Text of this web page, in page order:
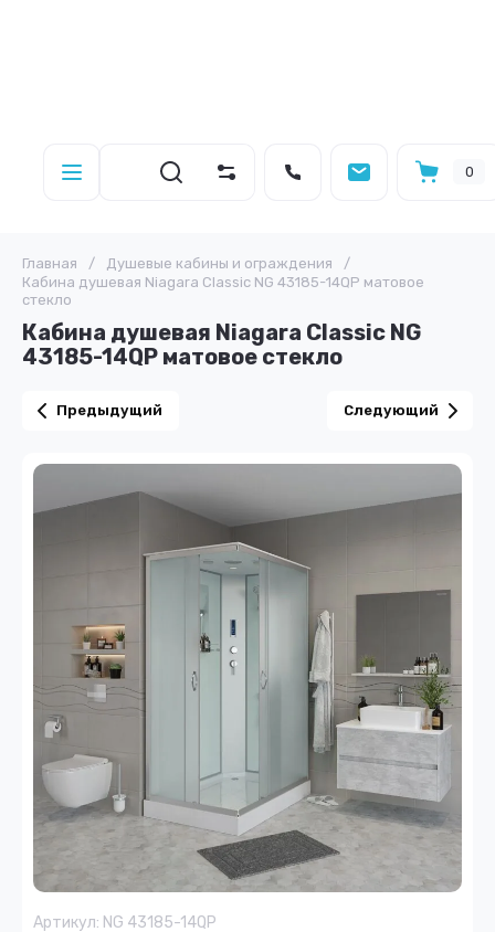
0
Главная / Душевые кабины и ограждения
/
Кабина душевая Niagara Classic NG 43185-14QP матовое
стекло
Кабина душевая Niagara Classic NG
43185-14QP матовое стекло
Предыдущий Следующий
Артикул: NG 43185-14QP